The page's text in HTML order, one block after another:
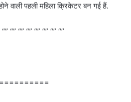
वाली पहली महिला क्रिकेटर बन गई हैं.
“” “” “” “” “” “” “”